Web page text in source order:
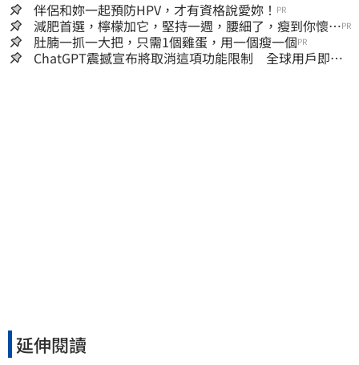
伴侶和妳一起預防HPV，才有資格說愛妳！ PR
減肥首選，檸檬加它，堅持一週，腰細了，瘦到你懷疑
人生
PR
肚腩一抓一大把，只需1個雞蛋，用一個瘦一個PR
ChatGPT震撼宣布將取消這項功能限制 全球用戶即刻
延伸閱讀